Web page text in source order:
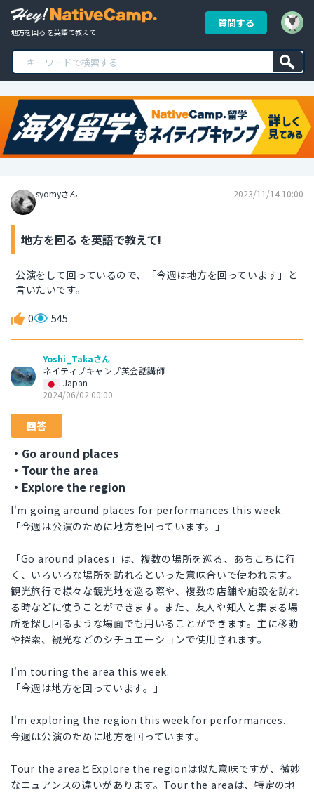
地方を回る を英語で教えて!
質問する
syomyさん 2023/11/14 10:00
地方を回る を英語で教えて!
公演をして回っているので、「今週は地方を回っています」と
言いたいです。
0 545
Yoshi_Takaさん
ネイティブキャンプ英会話講師
Japan
2024/06/02 00:00
回答
・Go around places
・Tour the area
・Explore the region
I'm going around places for performances this week.
「今週は公演のために地方を回っています。」
「Go around places」は、複数の場所を巡る、あちこちに行
く、いろいろな場所を訪れるといった意味合いで使われます。
観光旅行で様々な観光地を巡る際や、複数の店舗や施設を訪れ
る時などに使うことができます。また、友人や知人と集まる場
所を探し回るような場面でも用いることができます。主に移動
や探索、観光などのシチュエーションで使用されます。
I'm touring the area this week.
「今週は地方を回っています。」
I'm exploring the region this week for performances.
今週は公演のために地方を回っています。
Tour the areaとExplore the regionは似た意味ですが、微妙
なニュアンスの違いがあります。Tour the areaは、特定の地